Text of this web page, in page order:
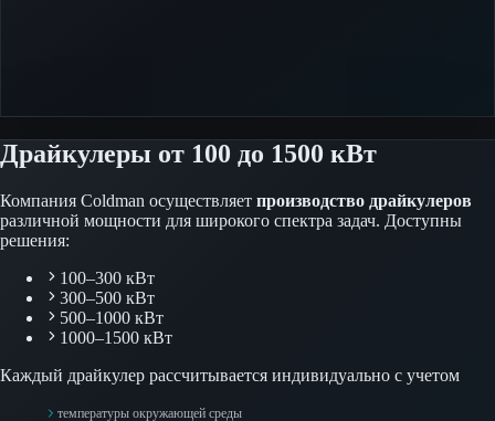
Драйкулеры от 100 до 1500 кВт
Компания Coldman осуществляет производство драйкулеров
различной мощности для широкого спектра задач. Доступны
решения:
100–300 кВт
300–500 кВт
500–1000 кВт
1000–1500 кВт
Каждый драйкулер рассчитывается индивидуально с учетом
температуры окружающей среды